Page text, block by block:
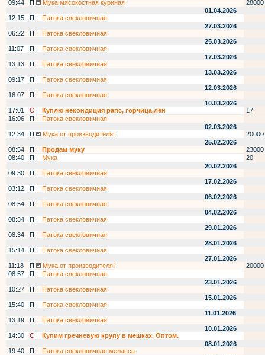
09:44
П Мука мясокостная куриная
28000
01.04.2026
12:15
П
Патока свекловичная
27.03.2026
06:22
П
Патока свекловичная
25.03.2026
11:07
П
Патока свекловичная
17.03.2026
13:13
П
Патока свекловичная
13.03.2026
09:17
П
Патока свекловичная
12.03.2026
16:07
П
Патока свекловичная
10.03.2026
17:01
С Куплю некондиция рапс, горчица,лён
17
16:06
П
Патока свекловичная
02.03.2026
12:34
П Мука от производителя!
20000
25.02.2026
08:54
П Продам муку
23000
08:40
П Мука
20
20.02.2026
09:30
П
Патока свекловичная
17.02.2026
03:12
П
Патока свекловичная
06.02.2026
08:54
П
Патока свекловичная
04.02.2026
08:34
П
Патока свекловичная
29.01.2026
08:34
П
Патока свекловичная
28.01.2026
15:14
П
Патока свекловичная
27.01.2026
11:18
П Мука от производителя!
20000
08:57
П
Патока свекловичная
23.01.2026
10:27
П
Патока свекловичная
15.01.2026
15:40
П
Патока свекловичная
11.01.2026
13:19
П
Патока свекловичная
10.01.2026
14:30
С
Купим гречневую крупу в мешках. Оптом.
08.01.2026
19:40
П
Патока свекловичная меласса